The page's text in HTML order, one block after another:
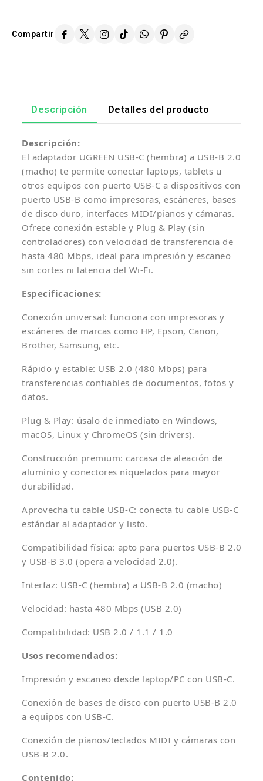
Compartir
Descripción Detalles del producto
Descripción:
El adaptador UGREEN USB-C (hembra) a USB-B 2.0
(macho) te permite conectar laptops, tablets u
otros equipos con puerto USB-C a dispositivos con
puerto USB-B como impresoras, escáneres, bases
de disco duro, interfaces MIDI/pianos y cámaras.
Ofrece conexión estable y Plug & Play (sin
controladores) con velocidad de transferencia de
hasta 480 Mbps, ideal para impresión y escaneo
sin cortes ni latencia del Wi-Fi.
Especificaciones:
Conexión universal: funciona con impresoras y
escáneres de marcas como HP, Epson, Canon,
Brother, Samsung, etc.
Rápido y estable: USB 2.0 (480 Mbps) para
transferencias confiables de documentos, fotos y
datos.
Plug & Play: úsalo de inmediato en Windows,
macOS, Linux y ChromeOS (sin drivers).
Construcción premium: carcasa de aleación de
aluminio y conectores niquelados para mayor
durabilidad.
Aprovecha tu cable USB-C: conecta tu cable USB-C
estándar al adaptador y listo.
Compatibilidad física: apto para puertos USB-B 2.0
y USB-B 3.0 (opera a velocidad 2.0).
Interfaz: USB-C (hembra) a USB-B 2.0 (macho)
Velocidad: hasta 480 Mbps (USB 2.0)
Compatibilidad: USB 2.0 / 1.1 / 1.0
Usos recomendados:
Impresión y escaneo desde laptop/PC con USB-C.
Conexión de bases de disco con puerto USB-B 2.0
a equipos con USB-C.
Conexión de pianos/teclados MIDI y cámaras con
USB-B 2.0.
Contenido: